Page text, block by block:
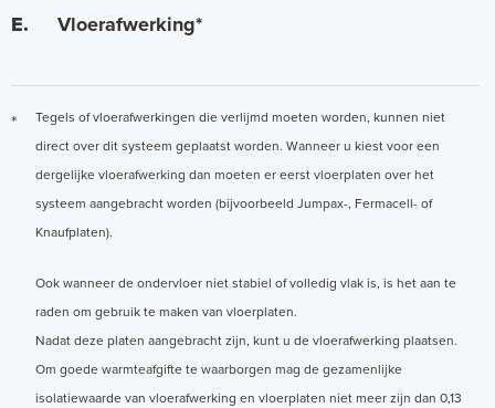
E. Vloerafwerking*
*
Tegels of vloerafwerkingen die verlijmd moeten worden, kunnen niet
direct over dit systeem geplaatst worden. Wanneer u kiest voor een
dergelijke vloerafwerking dan moeten er eerst vloerplaten over het
systeem aangebracht worden (bijvoorbeeld Jumpax-, Fermacell- of
Knaufplaten).
Ook wanneer de ondervloer niet stabiel of volledig vlak is, is het aan te
raden om gebruik te maken van vloerplaten.
Nadat deze platen aangebracht zijn, kunt u de vloerafwerking plaatsen.
Om goede warmteafgifte te waarborgen mag de gezamenlijke
isolatiewaarde van vloerafwerking en vloerplaten niet meer zijn dan 0,13